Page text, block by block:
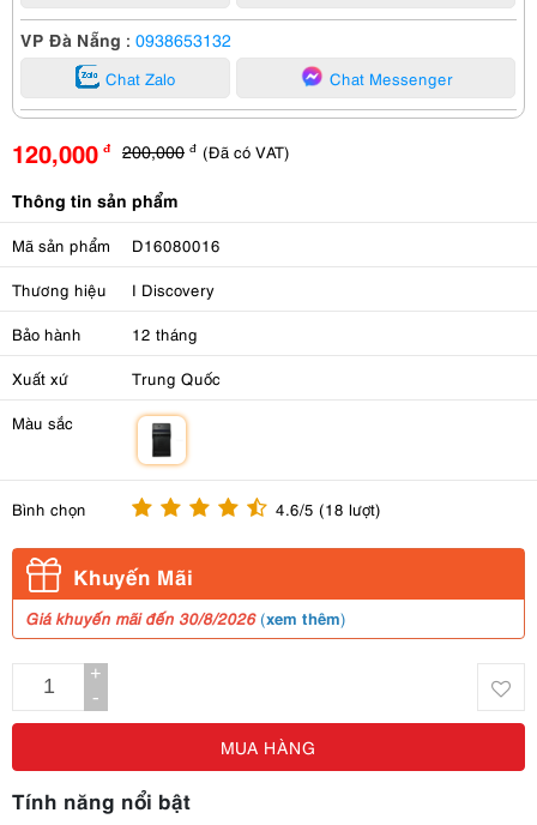
VP Đà Nẵng : 0938653132
Chat Zalo Chat Messenger
120,000 đ 200,000 đ (Đã có VAT)
Thông tin sản phẩm
Mã sản phẩm D16080016
Thương hiệu I Discovery
Bảo hành 12 tháng
Xuất xứ Trung Quốc
Màu sắc
Bình chọn 4.6/5 (18 lượt)
Khuyến Mãi
Giá khuyến mãi đến 30/8/2026 (xem thêm)
+
-
MUA HÀNG
Tính năng nổi bật